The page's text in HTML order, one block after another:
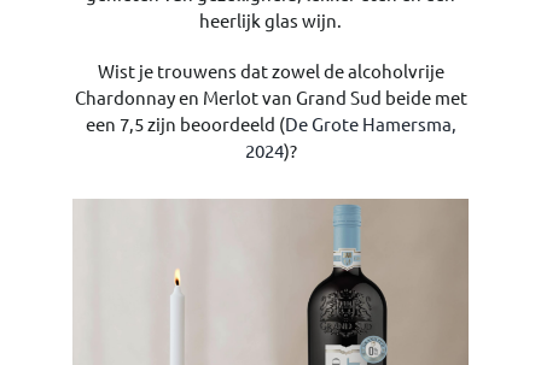
heerlijk glas wijn.
Wist je trouwens dat zowel de alcoholvrije
Chardonnay en Merlot van Grand Sud beide met
een 7,5 zijn beoordeeld (De Grote Hamersma,
2024)?